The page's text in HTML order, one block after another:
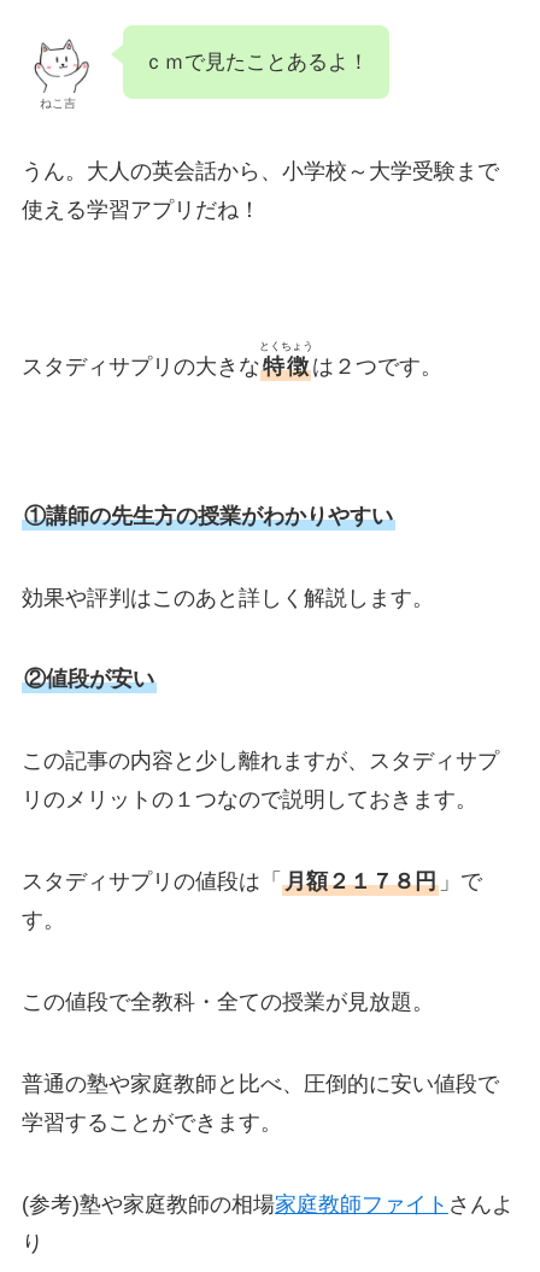
ねこ吉
ｃｍで見たことあるよ！
うん。大人の英会話から、小学校～大学受験まで
使える学習アプリだね！
スタディサプリの大きな特徴
とくちょう
は２つです。
①講師の先生方の授業がわかりやすい
効果や評判はこのあと詳しく解説します。
②値段が安い
この記事の内容と少し離れますが、スタディサプ
リのメリットの１つなので説明しておきます。
スタディサプリの値段は「 月額２１７８円」で
す。
この値段で全教科・全ての授業が見放題。
普通の塾や家庭教師と比べ、圧倒的に安い値段で
学習することができます。
(参考)塾や家庭教師の相場家庭教師ファイト さんよ
り